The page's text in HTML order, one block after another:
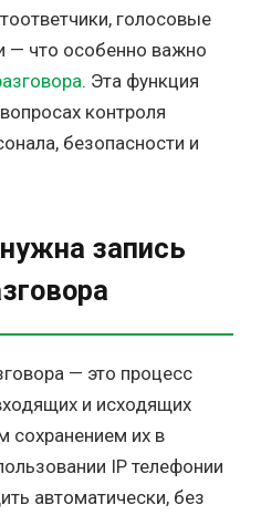
голосовые
— что особенно важно
. Эта функция
контроля
безопасности и
запись
— это процесс
и исходящих
сохранением их в
IP телефонии
автоматически, без